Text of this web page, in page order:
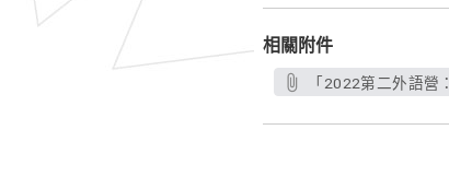
相關附件
「2022第二外語營